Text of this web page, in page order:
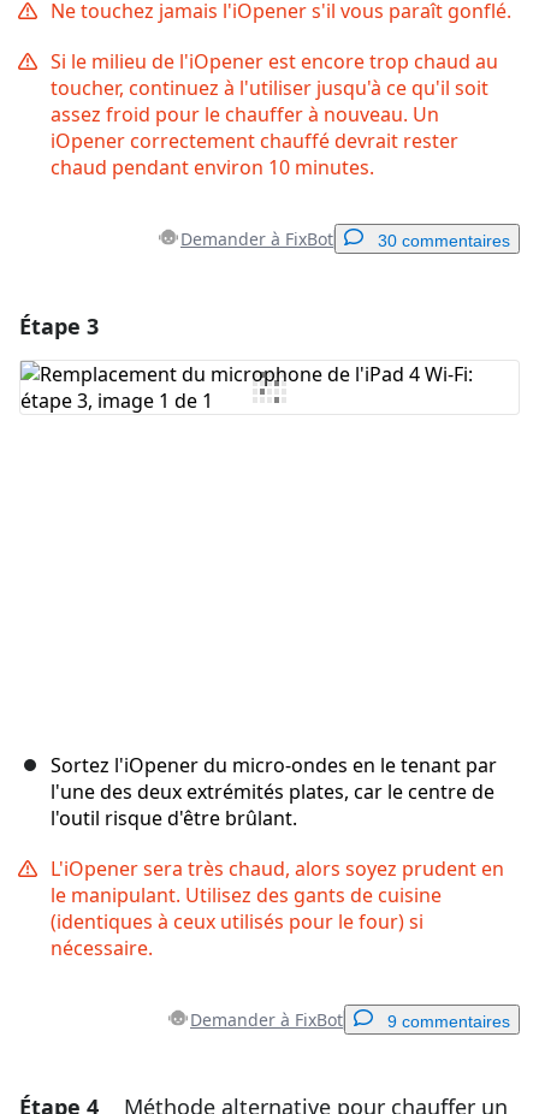
Ne touchez jamais l'iOpener s'il vous paraît gonflé.
Si le milieu de l'iOpener est encore trop chaud au
toucher, continuez à l'utiliser jusqu'à ce qu'il soit
assez froid pour le chauffer à nouveau. Un
iOpener correctement chauffé devrait rester
chaud pendant environ 10 minutes.
Demander à FixBot 30 commentaires
Ajouter un commentaire
Étape 3
Sortez l'iOpener du micro-ondes en le tenant par
l'une des deux extrémités plates, car le centre de
l'outil risque d'être brûlant.
L'iOpener sera très chaud, alors soyez prudent en
le manipulant. Utilisez des gants de cuisine
(identiques à ceux utilisés pour le four) si
nécessaire.
Demander à FixBot 9 commentaires
Ajouter un commentaire
Étape 4 Méthode alternative pour chauffer un